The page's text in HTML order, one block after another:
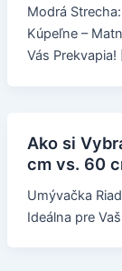
Modrá
Kúpeľne –
Vás
Ako si
cm vs. 60
Umývačka
Ideálna pre